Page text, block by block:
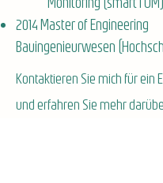
2014 Master of Engineering
Bauingenieurwesen
Kontaktieren Sie mich für ein
und erfahren Sie mehr